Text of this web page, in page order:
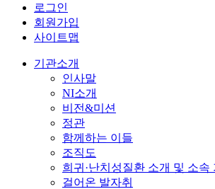
로그인
회원가입
사이트맵
기관소개
인사말
NI소개
비전&미션
정관
함께하는 이들
조직도
희귀·난치성질환 소개 및 소속
걸어온 발자취